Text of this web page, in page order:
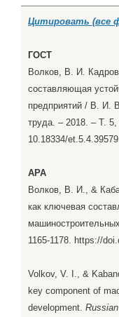
Цитировать (все
ГОСТ
Волков, В. И.
составляющая
предприятий / В. И.
труда. – 2018. – Т.
10.18334/et.5.4.39579
APA
Волков, В. И., &
как ключевая
1165-1178. https://
Volkov, V. I., &
key component of
development.